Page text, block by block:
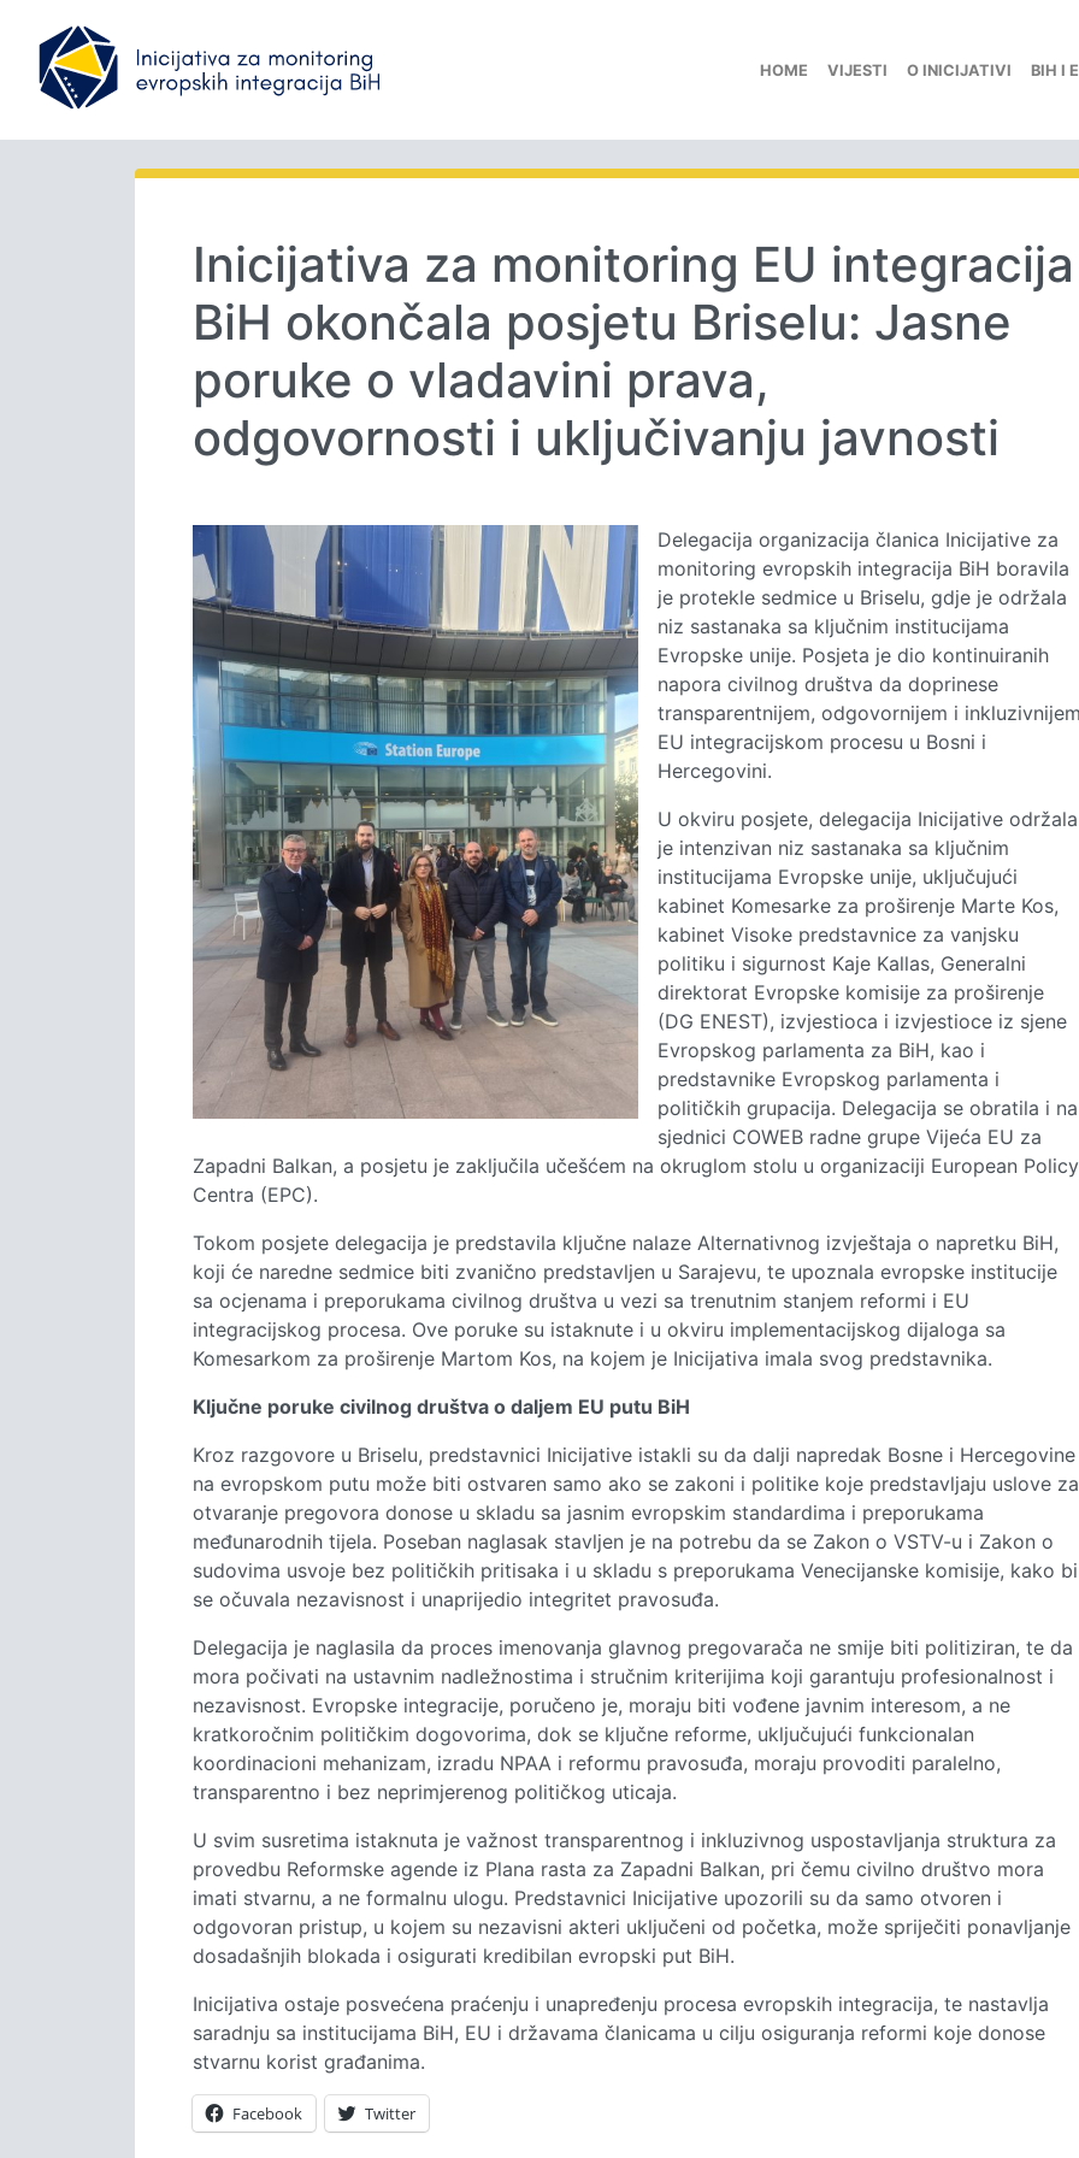
HOME VIJESTI O INICIJATIVI BIH I
Inicijativa za monitoring EU integracija
BiH okončala posjetu Briselu: Jasne
poruke o vladavini prava,
odgovornosti i uključivanju javnosti
Delegacija organizacija članica Inicijative za
monitoring evropskih integracija BiH boravila
je protekle sedmice u Briselu, gdje je održala
niz sastanaka sa ključnim institucijama
Evropske unije. Posjeta je dio kontinuiranih
napora civilnog društva da doprinese
transparentnijem, odgovornijem i
EU integracijskom procesu u Bosni i
Hercegovini.
U okviru posjete, delegacija Inicijative održala
je intenzivan niz sastanaka sa ključnim
institucijama Evropske unije, uključujući
kabinet Komesarke za proširenje Marte Kos,
kabinet Visoke predstavnice za vanjsku
politiku i sigurnost Kaje Kallas, Generalni
direktorat Evropske komisije za proširenje
(DG ENEST), izvjestioca i izvjestioce iz sjene
Evropskog parlamenta za BiH, kao i
predstavnike Evropskog parlamenta i
političkih grupacija. Delegacija se obratila i na
sjednici COWEB radne grupe Vijeća EU za
Zapadni Balkan, a posjetu je zaključila učešćem na okruglom stolu u organizaciji European Policy
Centra (EPC).
Tokom posjete delegacija je predstavila ključne nalaze Alternativnog izvještaja o napretku BiH,
koji će naredne sedmice biti zvanično predstavljen u Sarajevu, te upoznala evropske institucije
sa ocjenama i preporukama civilnog društva u vezi sa trenutnim stanjem reformi i EU
integracijskog procesa. Ove poruke su istaknute i u okviru implementacijskog dijaloga sa
Komesarkom za proširenje Martom Kos, na kojem je Inicijativa imala svog predstavnika.
Ključne poruke civilnog društva o daljem EU putu BiH
Kroz razgovore u Briselu, predstavnici Inicijative istakli su da dalji napredak Bosne i Hercegovine
na evropskom putu može biti ostvaren samo ako se zakoni i politike koje predstavljaju uslove za
otvaranje pregovora donose u skladu sa jasnim evropskim standardima i preporukama
međunarodnih tijela. Poseban naglasak stavljen je na potrebu da se Zakon o VSTV-u i Zakon o
sudovima usvoje bez političkih pritisaka i u skladu s preporukama Venecijanske komisije, kako bi
se očuvala nezavisnost i unaprijedio integritet pravosuđa.
Delegacija je naglasila da proces imenovanja glavnog pregovarača ne smije biti politiziran, te da
mora počivati na ustavnim nadležnostima i stručnim kriterijima koji garantuju profesionalnost i
nezavisnost. Evropske integracije, poručeno je, moraju biti vođene javnim interesom, a ne
kratkoročnim političkim dogovorima, dok se ključne reforme, uključujući funkcionalan
koordinacioni mehanizam, izradu NPAA i reformu pravosuđa, moraju provoditi paralelno,
transparentno i bez neprimjerenog političkog uticaja.
U svim susretima istaknuta je važnost transparentnog i inkluzivnog uspostavljanja struktura za
provedbu Reformske agende iz Plana rasta za Zapadni Balkan, pri čemu civilno društvo mora
imati stvarnu, a ne formalnu ulogu. Predstavnici Inicijative upozorili su da samo otvoren i
odgovoran pristup, u kojem su nezavisni akteri uključeni od početka, može spriječiti ponavljanje
dosadašnjih blokada i osigurati kredibilan evropski put BiH.
Inicijativa ostaje posvećena praćenju i unapređenju procesa evropskih integracija, te nastavlja
saradnju sa institucijama BiH, EU i državama članicama u cilju osiguranja reformi koje donose
stvarnu korist građanima.
Facebook Twitter